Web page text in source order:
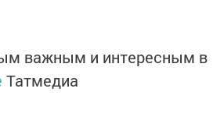
важным и интересным в
Татмедиа